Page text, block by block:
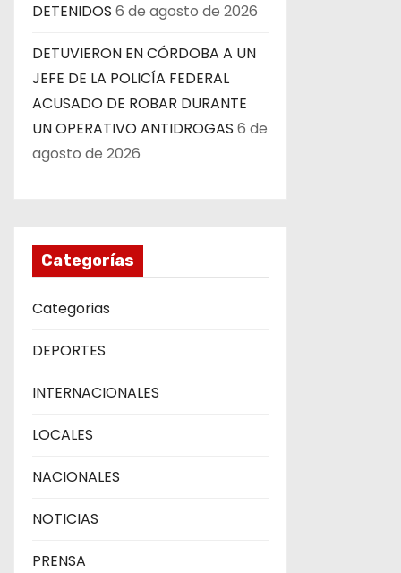
DETENIDOS 6 de agosto de 2026
DETUVIERON EN CÓRDOBA A UN
JEFE DE LA POLICÍA FEDERAL
ACUSADO DE ROBAR DURANTE
UN OPERATIVO ANTIDROGAS 6 de
agosto de 2026
Categorías
Categorias
DEPORTES
INTERNACIONALES
LOCALES
NACIONALES
NOTICIAS
PRENSA